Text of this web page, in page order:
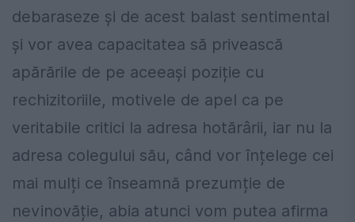
debaraseze și de acest balast sentimental
și vor avea capacitatea să privească
apărările de pe aceeași poziție cu
rechizitoriile, motivele de apel ca pe
veritabile critici la adresa hotărârii, iar nu la
adresa colegului său, când vor înțelege cei
mai mulți ce înseamnă prezumție de
nevinovăție, abia atunci vom putea afirma